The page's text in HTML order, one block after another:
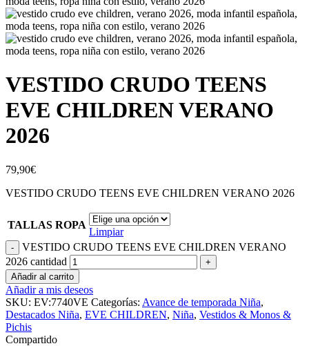
VESTIDO CRUDO TEENS
EVE CHILDREN VERANO
2026
79,90€
VESTIDO CRUDO TEENS EVE CHILDREN VERANO 2026
TALLAS ROPA
Limpiar
VESTIDO CRUDO TEENS EVE CHILDREN VERANO
2026 cantidad
Añadir al carrito
Añadir a mis deseos
SKU: EV:7740VE Categorías: Avance de temporada Niña,
Destacados Niña, EVE CHILDREN, Niña, Vestidos & Monos &
Pichis
Compartido